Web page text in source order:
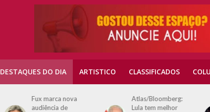
DESTAQUES DO DIA ARTISTICO CLASSIFICADOS
Fux marca nova
audiência de
Atlas/Bloomberg:
Lula tem melhor